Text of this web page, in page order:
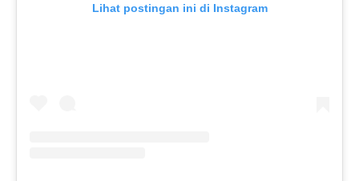
Lihat postingan ini di Instagram